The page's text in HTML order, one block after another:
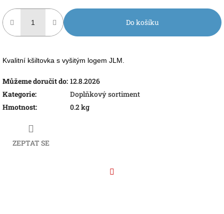
Do košíku
Kvalitní kšiltovka s vyšitým logem JLM.
Můžeme doručit do: 12.8.2026
Kategorie:
Doplňkový sortiment
Hmotnost: 0.2 kg
ZEPTAT SE